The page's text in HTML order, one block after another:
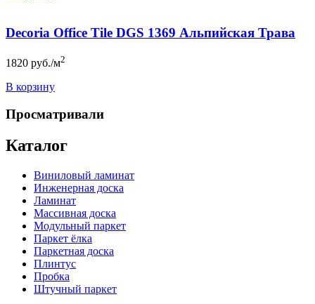
Decoria Office Tile DGS 1369 Альпийская Трава
1820 руб./м2
В корзину
Просматривали
Каталог
Виниловый ламинат
Инженерная доска
Ламинат
Массивная доска
Модульный паркет
Паркет ёлка
Паркетная доска
Плинтус
Пробка
Штучный паркет